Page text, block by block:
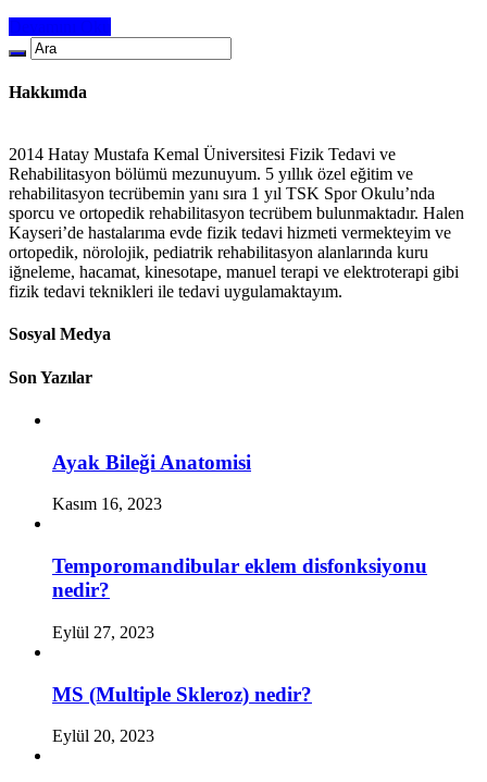
Hakkımda
2014 Hatay Mustafa Kemal Üniversitesi Fizik Tedavi ve
Rehabilitasyon bölümü mezunuyum. 5 yıllık özel eğitim ve
rehabilitasyon tecrübemin yanı sıra 1 yıl TSK Spor Okulu’nda
sporcu ve ortopedik rehabilitasyon tecrübem bulunmaktadır. Halen
Kayseri’de hastalarıma evde fizik tedavi hizmeti vermekteyim ve
ortopedik, nörolojik, pediatrik rehabilitasyon alanlarında kuru
iğneleme, hacamat, kinesotape, manuel terapi ve elektroterapi gibi
fizik tedavi teknikleri ile tedavi uygulamaktayım.
Sosyal Medya
Son Yazılar
Ayak Bileği Anatomisi
Kasım 16, 2023
Temporomandibular eklem disfonksiyonu
nedir?
Eylül 27, 2023
MS (Multiple Skleroz) nedir?
Eylül 20, 2023